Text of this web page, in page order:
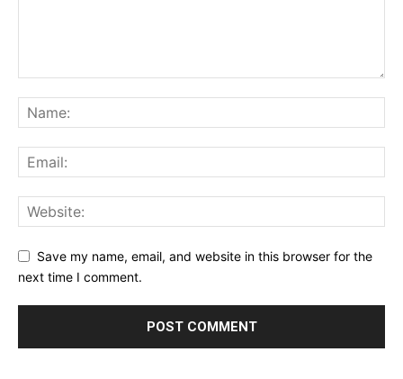
Save my name, email, and website in this browser for the
next time I comment.